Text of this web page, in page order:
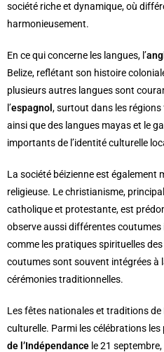
société riche et dynamique, où
harmonieusement.
En ce qui concerne les langues, l’
Belize, reflétant son histoire
plusieurs autres langues sont
l’espagnol , surtout dans les régions
ainsi que des langues mayas et le
importants de l’identité culturelle
La société béizienne est également
religieuse. Le christianisme,
catholique et protestante, est
observe aussi différentes coutumes
comme les pratiques spirituelles
coutumes sont souvent intégrées à
cérémonies traditionnelles.
Les fêtes nationales et traditions
culturelle. Parmi les célébrations
de l’Indépendance le 21